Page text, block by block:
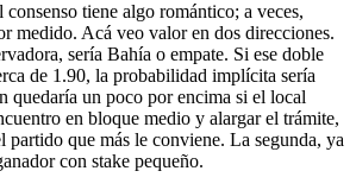
tiene algo romántico; a veces,
medido. Acá veo valor en dos direcciones.
sería Bahía o empate. Si ese doble
de 1.90, la probabilidad implícita sería
quedaría un poco por encima si el local
en bloque medio y alargar el trámite,
partido que más le conviene. La segunda, ya
con stake pequeño.